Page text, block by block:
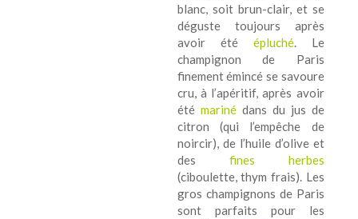
blanc, soit brun-clair, et se
déguste toujours après
avoir été épluché. Le
champignon de Paris
finement émincé se savoure
cru, à l’apéritif, après avoir
été marinédans du jus de
citron (qui l’empêche de
noircir), de l’huile d’olive et
des fines herbes
(ciboulette, thym frais). Les
gros champignons de Paris
sont parfaits pour les